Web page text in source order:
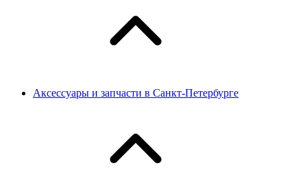
Аксессуары и запчасти в Санкт-Петербурге